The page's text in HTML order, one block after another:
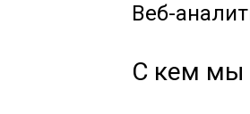
Веб-
С кем мы